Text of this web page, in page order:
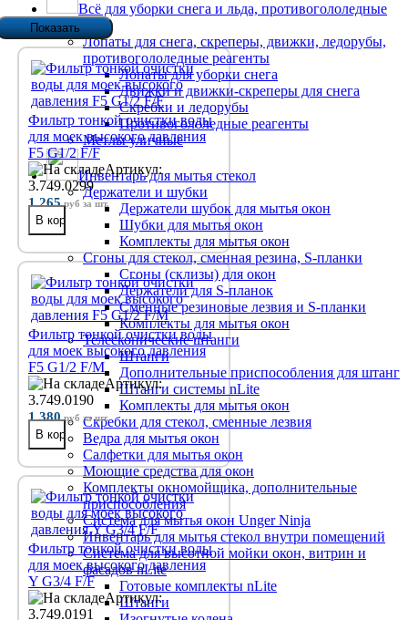
Всё для уборки снега и льда, противогололедные
реагенты
Лопаты для снега, скреперы, движки, ледорубы,
противогололедные реагенты
Лопаты для уборки снега
Движки и движки-скреперы для снега
Скребки и ледорубы
Противогололедные реагенты
Метлы уличные
Инвентарь для мытья стекол
Держатели и шубки
Держатели шубок для мытья окон
Шубки для мытья окон
Комплекты для мытья окон
Сгоны для стекол, сменная резина, S-планки
Сгоны (склизы) для окон
Держатели для S-планок
Сменные резиновые лезвия и S-планки
Комплекты для мытья окон
Телескопические штанги
Штанги
Дополнительные приспособления для штанг
Штанги системы nLite
Комплекты для мытья окон
Скребки для стекол, сменные лезвия
Ведра для мытья окон
Салфетки для мытья окон
Моющие средства для окон
Комплекты окномойщика, дополнительные
приспособления
Система для мытья окон Unger Ninja
Инвентарь для мытья стекол внутри помещений
Система для высотной мойки окон, витрин и
фасадов nLite
Готовые комплекты nLite
Штанги
Фильтр тонкой очистки воды
для моек высокого давления
F5 G1/2 F/F
Артикул:
3.749.0299
1 265руб за шт.
Фильтр тонкой очистки воды
для моек высокого давления
F5 G1/2 F/M
Артикул:
3.749.0190
1 380руб за шт.
Фильтр тонкой очистки воды
для моек высокого давления
Y G3/4 F/F
Артикул:
3.749.0191